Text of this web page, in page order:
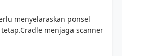
menyelaraskan ponsel
menjaga scanner